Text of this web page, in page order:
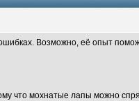
Возможно, её опыт
что мохнатые лапы можно